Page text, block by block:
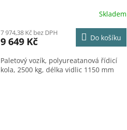
R
M
A
Skladem
7 974,38 Kč bez DPH
9 649 Kč Do košíku
Paletový vozík, polyureatanová řídicí
kola, 2500 kg, délka vidlic 1150 mm